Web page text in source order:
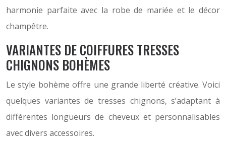
harmonie parfaite avec la robe de mariée et le décor
champêtre.
VARIANTES DE COIFFURES TRESSES
CHIGNONS BOHÈMES
Le style bohème offre une grande liberté créative. Voici
quelques variantes de tresses chignons, s’adaptant à
différentes longueurs de cheveux et personnalisables
avec divers accessoires.